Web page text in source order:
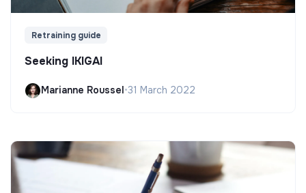
Retraining guide
Seeking IKIGAI
Marianne Roussel•31 March 2022